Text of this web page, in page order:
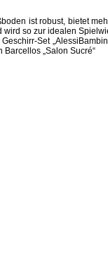
ist robust, bietet
wird so zur idealen
Set
„Salon Sucré“